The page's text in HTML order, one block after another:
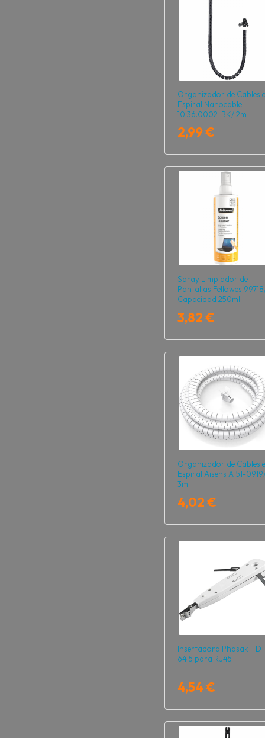
Organizador de Cables
Espiral Nanocable
10.36.0002-BK/ 2m
2,99 €
Spray Limpiador de
Pantallas Fellowes
Capacidad 250ml
3,82 €
Organizador de Cables
Espiral Aisens A151-
3m
4,02 €
Insertadora Phasak TD
6415 para RJ45
4,54 €